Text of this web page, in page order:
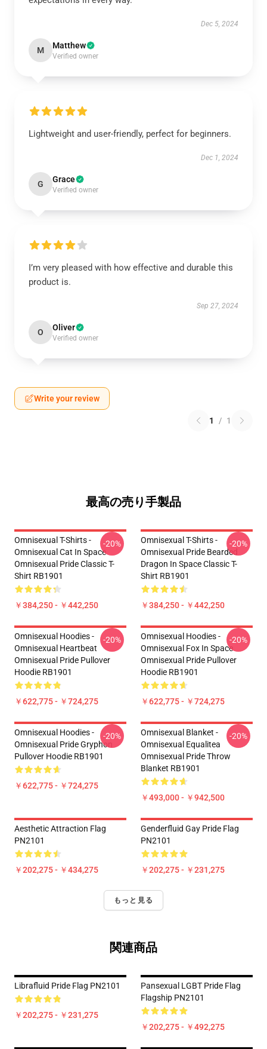
Dec 5, 2024
M Matthew
Verified owner
Lightweight and user-friendly, perfect for beginners.
Dec 1, 2024
G Grace
Verified owner
I’m very pleased with how effective and durable this
product is.
Sep 27, 2024
O Oliver
Verified owner
Write your review
1 / 1
最高の売り手製品
Omnisexual T-Shirts -
Omnisexual Cat In Space
Omnisexual Pride Classic T-
Shirt RB1901
￥384,250 - ￥442,250
-20%
Omnisexual T-Shirts -
Omnisexual Pride Bearded
Dragon In Space Classic T-
Shirt RB1901
￥384,250 - ￥442,250
-20%
Omnisexual Hoodies -
Omnisexual Heartbeat
Omnisexual Pride Pullover
Hoodie RB1901
￥622,775 - ￥724,275
-20%
Omnisexual Hoodies -
Omnisexual Fox In Space
Omnisexual Pride Pullover
Hoodie RB1901
￥622,775 - ￥724,275
-20%
Omnisexual Hoodies -
Omnisexual Pride Gryphon
Pullover Hoodie RB1901
￥622,775 - ￥724,275
-20%
Omnisexual Blanket -
Omnisexual Equalitea
Omnisexual Pride Throw
Blanket RB1901
￥493,000 - ￥942,500
-20%
Aesthetic Attraction Flag
PN2101
￥202,275 - ￥434,275
Genderfluid Gay Pride Flag
PN2101
￥202,275 - ￥231,275
もっと見る
関連商品
Librafluid Pride Flag PN2101
￥202,275 - ￥231,275
Pansexual LGBT Pride Flag
Flagship PN2101
￥202,275 - ￥492,275